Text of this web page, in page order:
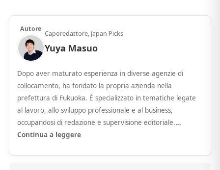
Autore
Caporedattore, Japan Picks
Yuya Masuo
Dopo aver maturato esperienza in diverse agenzie di
collocamento, ha fondato la propria azienda nella
prefettura di Fukuoka. È specializzato in tematiche legate
al lavoro, allo sviluppo professionale e al business,
occupandosi di redazione e supervisione editoriale.…
Continua a leggere